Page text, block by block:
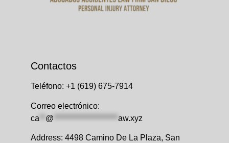
Contactos
Teléfono: ​+1 (619) 675-7914
Correo electrónico:
ca
@ ********************* aw.xyz
Address: ​4498 Camino De La Plaza, San